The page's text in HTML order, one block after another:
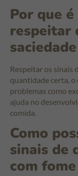
Por que
respeitar
Respeitar os sinais
quantidade certa,
problemas como
ajuda no
comida.
Como
sinais de
com